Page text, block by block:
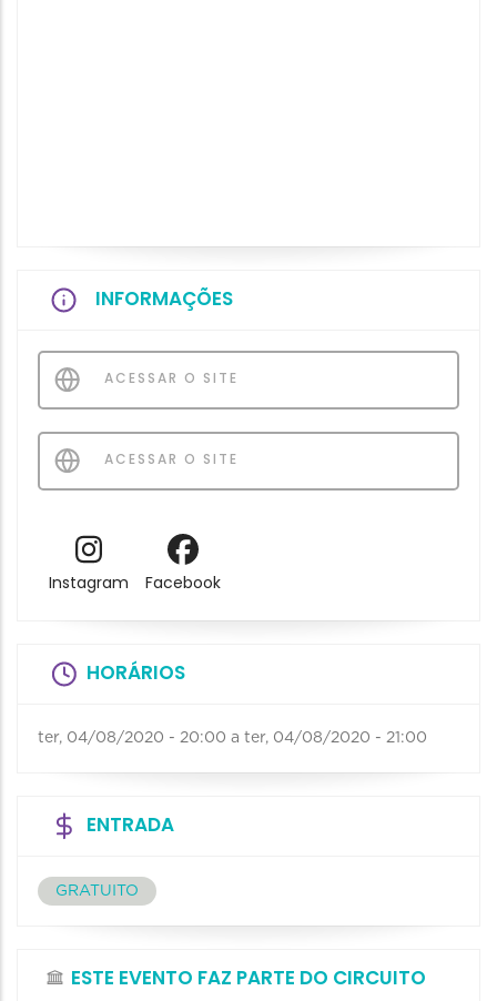
INFORMAÇÕES
ACESSAR O SITE
ACESSAR O SITE
Instagram Facebook
HORÁRIOS
ter, 04/08/2020 - 20:00 a ter, 04/08/2020 - 21:00
ENTRADA
GRATUITO
ESTE EVENTO FAZ PARTE DO CIRCUITO